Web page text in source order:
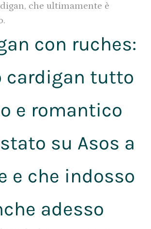
che ultimamente è
con ruches:
cardigan tutto
e romantico
su Asos a
e che indosso
adesso